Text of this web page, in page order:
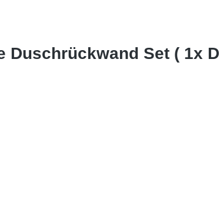
Set ( 1x